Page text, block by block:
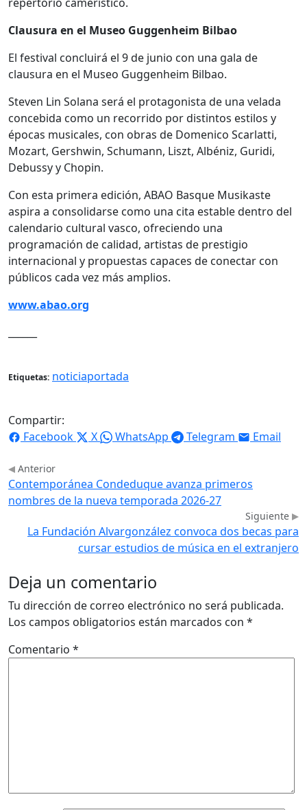
Clausura en el Museo Guggenheim Bilbao
El festival concluirá el 9 de junio con una gala de
clausura en el Museo Guggenheim Bilbao.
Steven Lin Solana será el protagonista de una velada
concebida como un recorrido por distintos estilos y
épocas musicales, con obras de Domenico Scarlatti,
Mozart, Gershwin, Schumann, Liszt, Albéniz, Guridi,
Debussy y Chopin.
Con esta primera edición, ABAO Basque Musikaste
aspira a consolidarse como una cita estable dentro del
calendario cultural vasco, ofreciendo una
programación de calidad, artistas de prestigio
internacional y propuestas capaces de conectar con
públicos cada vez más amplios.
www.abao.org
Etiquetas: noticiaportada
Compartir:
Facebook
X WhatsApp Telegram Email
Anterior
Contemporánea Condeduque avanza primeros
nombres de la nueva temporada 2026-27
Siguiente
La Fundación Alvargonzález convoca dos becas para
cursar estudios de música en el extranjero
Deja un comentario
Tu dirección de correo electrónico no será publicada.
Los campos obligatorios están marcados con *
Comentario *